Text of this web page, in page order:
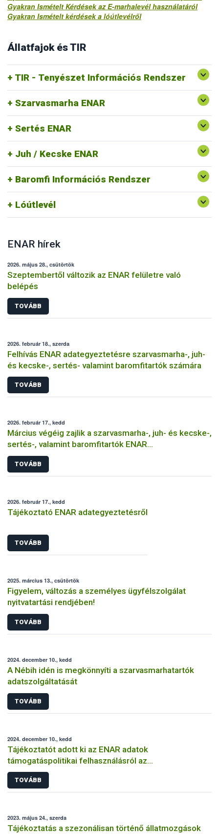
Gyakran Ismételt Kérdések az E-marhalevél használatáról
Gyakran Ismételt kérdések a lóútlevélről
Állatfajok és TIR
TIR - Tenyészet Információs Rendszer
Szarvasmarha ENAR
Sertés ENAR
Juh / Kecske ENAR
Baromfi Információs Rendszer
Lóútlevél
ENAR hírek
2026. május 28., csütörtök
Szeptembertől változik az ENAR felületre való
belépés
TOVÁBB
2026. február 18., szerda
Felhívás ENAR adategyeztetésre szarvasmarha-, juh-
és kecske-, sertés- valamint baromfitartók számára
TOVÁBB
2026. február 17., kedd
Március végéig zajlik a szarvasmarha-, juh- és kecske-,
sertés-, valamint baromfitartók ENAR
adategyeztetése
TOVÁBB
2026. február 17., kedd
Tájékoztató ENAR adategyeztetésről
TOVÁBB
2025. március 13., csütörtök
Figyelem, változás a személyes ügyfélszolgálat
nyitvatartási rendjében!
TOVÁBB
2024. december 10., kedd
A Nébih idén is megkönnyíti a szarvasmarhatartók
adatszolgáltatását
TOVÁBB
2024. december 10., kedd
Tájékoztatót adott ki az ENAR adatok
támogatáspolitikai felhasználásról az
Agrárminisztérium
TOVÁBB
2023. május 24., szerda
Tájékoztatás a szezonálisan történő állatmozgások